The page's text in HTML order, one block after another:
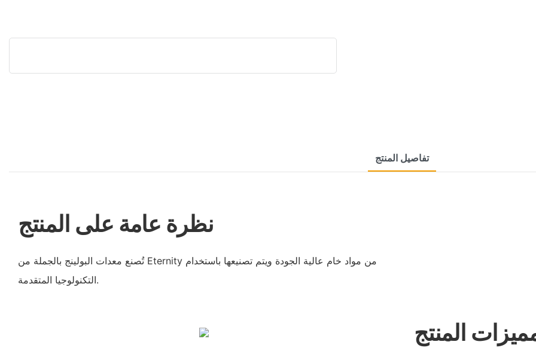
تفاصيل المنتج
نظرة عامة على المنتج
تُصنع معدات البولينج بالجملة من Eternity من مواد خام عالية الجودة ويتم تصنيعها باستخدام
التكنولوجيا المتقدمة.
المنتج